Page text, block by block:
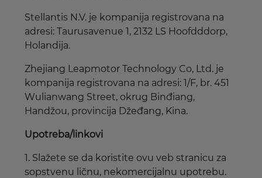
Stellantis N.V. je kompanija registrovana na
adresi: Taurusavenue 1, 2132 LS Hoofdddorp,
Holandija.
Zhejiang Leapmotor Technology Co, Ltd. je
kompanija registrovana na adresi: 1/F, br. 451
Wulianwang Street, okrug Binđiang,
Handžou, provincija Džeđang, Kina.
Upotreba/linkovi
1. Slažete se da koristite ovu veb stranicu za
sopstvenu ličnu, nekomercijalnu upotrebu.